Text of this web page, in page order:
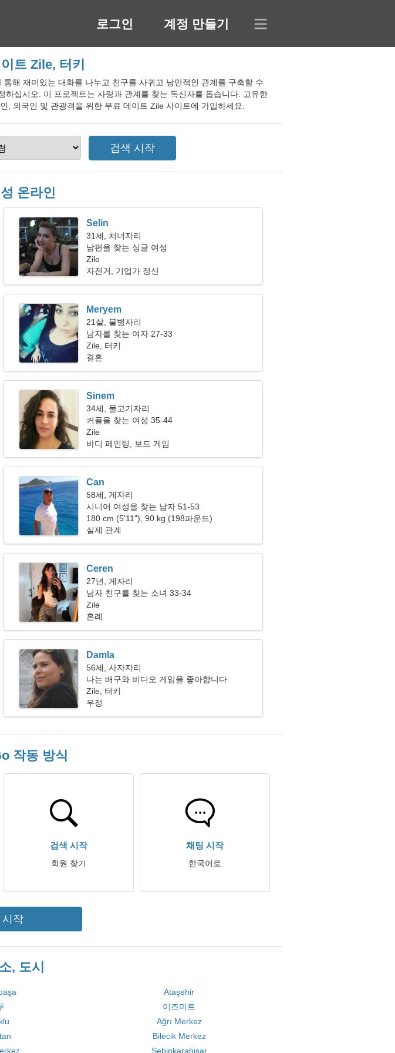
로그인 계정 만들기
트 Zile, 터키
해 재미있는 대화를 나누고 친구를 사귀고 낭만적인 관계를 구축할 수
십시오. 이 프로젝트는 사랑과 관계를 찾는 독신자를 돕습니다. 고유한
외국인 및 관광객을 위한 무료 데이트 Zile 사이트에 가입하세요.
온라인
Selin
31세, 처녀자리
남편을 찾는 싱글 여성
Zile
자전거, 기업가 정신
Meryem
21살, 물병자리
남자를 찾는 여자 27-33
Zile, 터키
결혼
Sinem
34세, 물고기자리
커플을 찾는 여성 35-44
Zile
바디 페인팅, 보드 게임
Can
58세, 게자리
시니어 여성을 찾는 남자 51-53
180 cm (5'11"), 90 kg (198파운드)
실제 관계
Ceren
27년, 게자리
남자 친구를 찾는 소녀 33-34
Zile
혼례
Damla
56세, 사자자리
나는 배구와 비디오 게임을 좋아합니다
Zile, 터키
우정
작동 방식
검색 시작
회원 찾기
채팅 시작
한국어로
시작
, 도시
Ataşehir
이즈미트
Ağrı Merkez
Bilecik Merkez
Şebinkarahisar